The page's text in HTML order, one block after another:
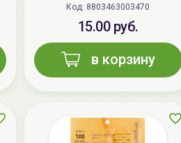
Код: 8803463003470
15.00 руб.
в корзину